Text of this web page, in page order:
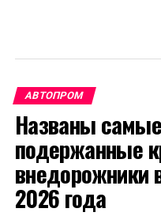
АВТОПРОМ
Названы
подержанные
внедорожники
2026 года